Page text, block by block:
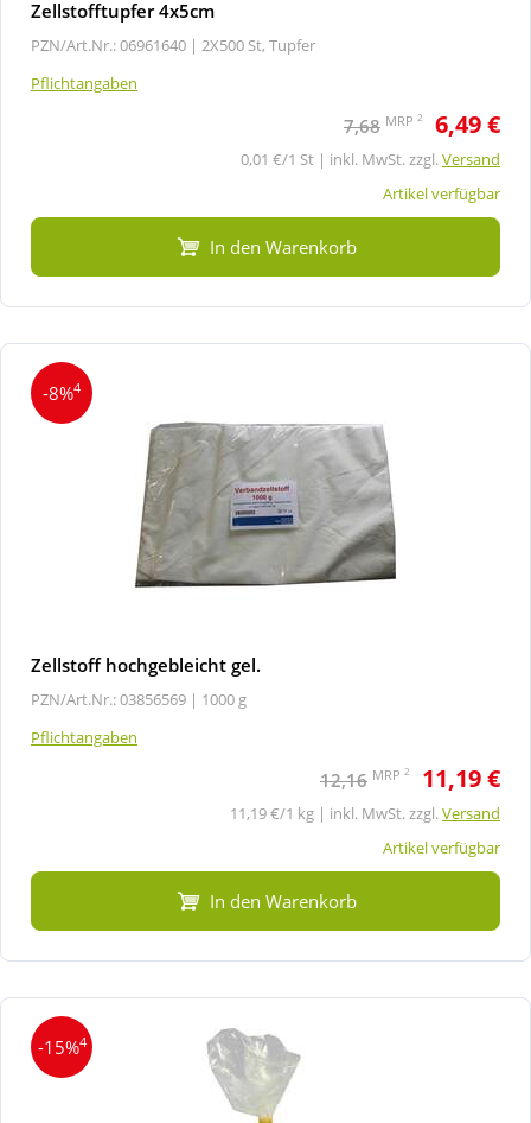
Zellstofftupfer 4x5cm
PZN/Art.Nr.: 06961640 | 2X500 St, Tupfer
Pflichtangaben
7,68 MRP 2 6,49 €
0,01 €/1 St | inkl. MwSt. zzgl.Versand
Artikel verfügbar
In den Warenkorb
-8%4
Zellstoff hochgebleicht gel.
PZN/Art.Nr.: 03856569 | 1000 g
Pflichtangaben
12,16 MRP 2 11,19 €
11,19 €/1 kg | inkl. MwSt. zzgl.Versand
Artikel verfügbar
In den Warenkorb
-15%4